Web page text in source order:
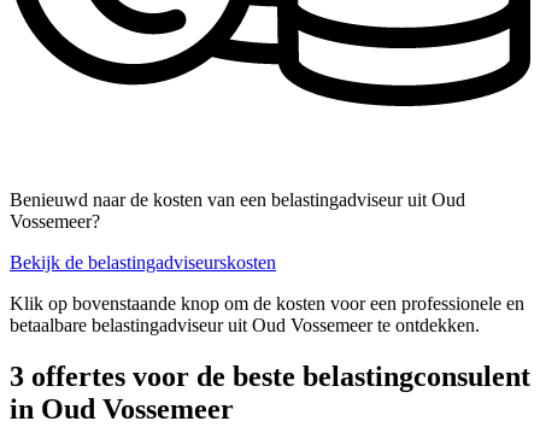
Benieuwd naar de kosten van een belastingadviseur uit Oud
Vossemeer?
Bekijk de belastingadviseurskosten
Klik op bovenstaande knop om de kosten voor een professionele en
betaalbare belastingadviseur uit Oud Vossemeer te ontdekken.
3 offertes voor de beste belastingconsulent
in Oud Vossemeer